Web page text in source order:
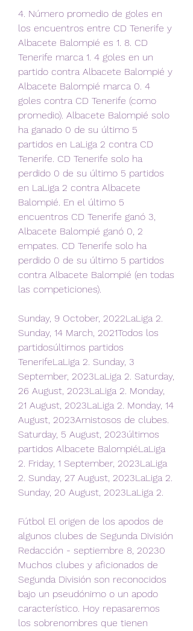
4. Número promedio de goles en
los encuentros entre CD Tenerife y
Albacete Balompié es 1. 8. CD
Tenerife marca 1. 4 goles en un
partido contra Albacete Balompié y
Albacete Balompié marca 0. 4
goles contra CD Tenerife (como
promedio). Albacete Balompié solo
ha ganado 0 de su último 5
partidos en LaLiga 2 contra CD
Tenerife. CD Tenerife solo ha
perdido 0 de su último 5 partidos
en LaLiga 2 contra Albacete
Balompié. En el último 5
encuentros CD Tenerife ganó 3,
Albacete Balompié ganó 0, 2
empates. CD Tenerife solo ha
perdido 0 de su último 5 partidos
contra Albacete Balompié (en todas
las competiciones).
Sunday, 9 October, 2022LaLiga 2.
Sunday, 14 March, 2021Todos los
partidosúltimos partidos
TenerifeLaLiga 2. Sunday, 3
September, 2023LaLiga 2. Saturday,
26 August, 2023LaLiga 2. Monday,
21 August, 2023LaLiga 2. Monday, 14
August, 2023Amistosos de clubes.
Saturday, 5 August, 2023últimos
partidos Albacete BalompiéLaLiga
2. Friday, 1 September, 2023LaLiga
2. Sunday, 27 August, 2023LaLiga 2.
Sunday, 20 August, 2023LaLiga 2.
Fútbol El origen de los apodos de
algunos clubes de Segunda División
Redacción - septiembre 8, 20230
Muchos clubes y aficionados de
Segunda División son reconocidos
bajo un pseudónimo o un apodo
característico. Hoy repasaremos
los sobrenombres que tienen